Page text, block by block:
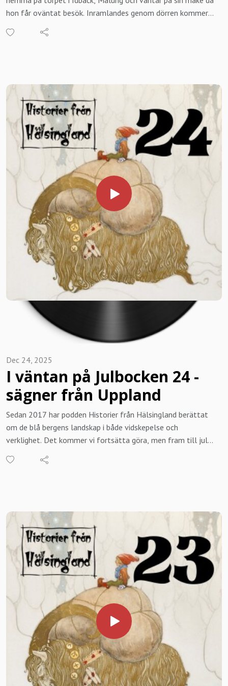
Dalarna
hon får oväntat besök. Inramlandes genom dörren kommer
vill däremot inte Kerstin, hon stretar emot, men får snart
En ny säsong av Historier från Dalarna är igång och du hittar
senaste avsnittet "Horsbrott i Malung" i din podcastapp, via
Spotify m.fl.
Länkar: Podbean Spotify Apple podcast
I slutet av nästa vecka släpps ett nytt avsnitt av Historier
från Hälsingland. Temat för avsnittet är ett av de mest
önskade av er lyssnare och vad det är får ni höra då.
Vill du att vi kommer till dig, din förening eller företag för
en berättarkväll? Just nu söker Historier från Hälsingland
spelplatser över hela landskapet med omnejd. Lokala
historier eller temakväll, vi skräddarsyr för er. För mer
information besök historierfrandalarna.se eller ring
0739937451 alt 0702344117 Du kan också mejla oss på
kontakta@historierfranhalsingland.se
I väntan på Julbocken 24 -
sägner från Uppland
Dec 24, 2025
Sedan 2017 har podden Historier från Hälsingland berättat
om de blå bergens landskap i både vidskepelse och
verklighet. Det kommer vi fortsätta göra, men fram till jul
över hela Sverige, vilket vi är oerhört stolta och glada över.
Den tjugofjärde luckan i vår kalender innehåller Uppland.
Dagens sägner är hämtade ur Institutet för språk och
folkminnens arkiv i Uppsala. För hjälp med pitepaltens
historia har https://piteortenschark.se/paltens-historia/
varit mycket behjälplig.
Vill du stödja podden? SWISH 1235672431
BOKA IN HISTORIER FRÅN HÄLSINGLAND Vill du, din
förening eller företag boka Historier från Hälsingland för en
berättarkväll? Mejla oss på
kontakta@historierfranhalsingland.se eller ring
0739937451 alt 0702344117 Mer information
https://www.historierfranhalsingland.se/anlita-oss/
Följ oss på Facebook och Instagram.
HJÄLP OSS! Historier från Hälsingland planerar att under